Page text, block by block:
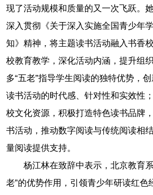
现了活动规模和质量的又一次飞跃。
深入贯彻《关于深入实施全国青少年
知》精神，将主题读书活动融入书香
校教育教学，深化活动内涵，提升组
多“五老”指导学生阅读的独特优势，
读书活动的时代感、针对性和实效性
校文化资源，积极打造特色读书品牌
书活动，推动数字阅读与传统阅读相
量阅读提供支持。
杨江林在致辞中表示，北京教育
老”的优势作用，引领青少年研读红色